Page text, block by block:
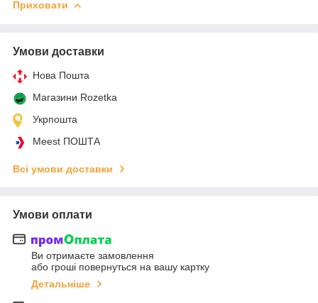
Приховати
Умови доставки
Нова Пошта
Магазини Rozetka
Укрпошта
Meest ПОШТА
Всі умови доставки
Умови оплати
Ви отримаєте замовлення
або гроші повернуться на вашу картку
Детальніше